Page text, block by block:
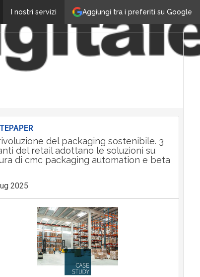
Aggiungi tra i preferiti su Google
I nostri servizi
del packaging sostenibile. 3
del retail adottano le soluzioni su
di cmc packaging automation e beta
2025